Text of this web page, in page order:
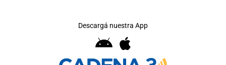
Descargá nuestra App